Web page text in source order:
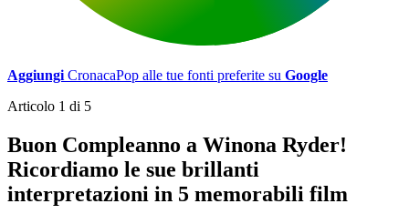
Aggiungi CronacaPop alle tue fonti preferite su Google
Articolo 1 di 5
Buon Compleanno a Winona Ryder!
Ricordiamo le sue brillanti
interpretazioni in 5 memorabili film